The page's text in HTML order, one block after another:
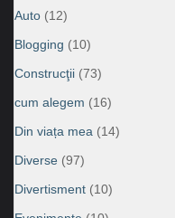
Auto (12)
Blogging (10)
Construcţii (73)
cum alegem (16)
Din viața mea (14)
Diverse (97)
Divertisment (10)